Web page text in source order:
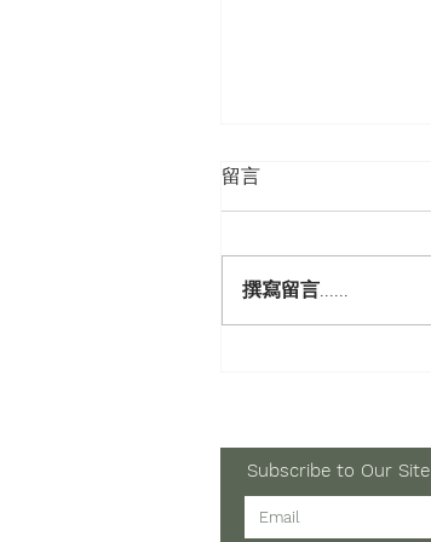
留言
撰寫留言......
Subscribe to Our Site